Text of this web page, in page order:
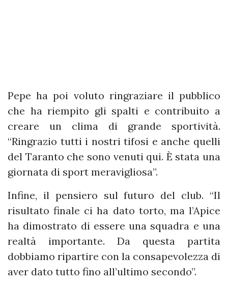
Pepe ha poi voluto ringraziare il pubblico
che ha riempito gli spalti e contribuito a
creare un clima di grande sportività.
“Ringrazio tutti i nostri tifosi e anche quelli
del Taranto che sono venuti qui. È stata una
giornata di sport meravigliosa”.
Infine, il pensiero sul futuro del club. “Il
risultato finale ci ha dato torto, ma l’Apice
ha dimostrato di essere una squadra e una
realtà importante. Da questa partita
dobbiamo ripartire con la consapevolezza di
aver dato tutto fino all’ultimo secondo”.